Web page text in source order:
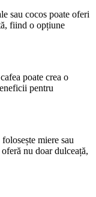
sau cocos poate oferi
fiind o opțiune
poate crea o
pentru
miere sau
nu doar dulceață,